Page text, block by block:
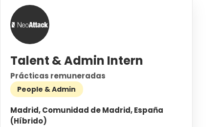
Talent & Admin Intern
Prácticas remuneradas
People & Admin
Madrid, Comunidad de Madrid, España
(Híbrido)